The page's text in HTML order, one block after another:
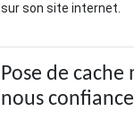
sur son site internet.
Pose de
nous confiance